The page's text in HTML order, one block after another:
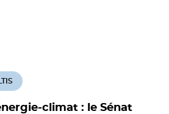
climat : le Sénat